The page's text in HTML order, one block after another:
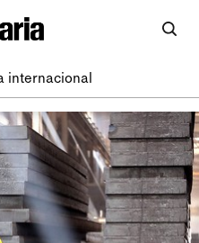
internacional